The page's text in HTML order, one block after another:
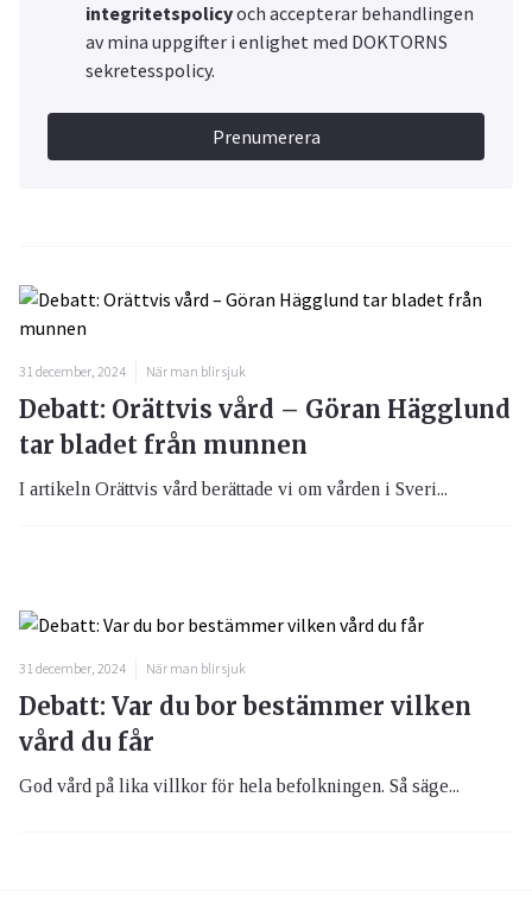
integritetspolicyoch accepterar behandlingen
av mina uppgifter i enlighet med DOKTORNS
sekretesspolicy.
Prenumerera
31 december, 2024 När man blir sjuk
Debatt: Orättvis vård – Göran Hägglund
tar bladet från munnen
I artikeln Orättvis vård berättade vi om vården i Sveri...
31 december, 2024 När man blir sjuk
Debatt: Var du bor bestämmer vilken
vård du får
God vård på lika villkor för hela befolkningen. Så säge...